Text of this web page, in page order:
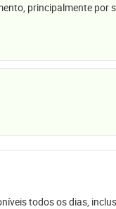
principalmente por
todos os dias,